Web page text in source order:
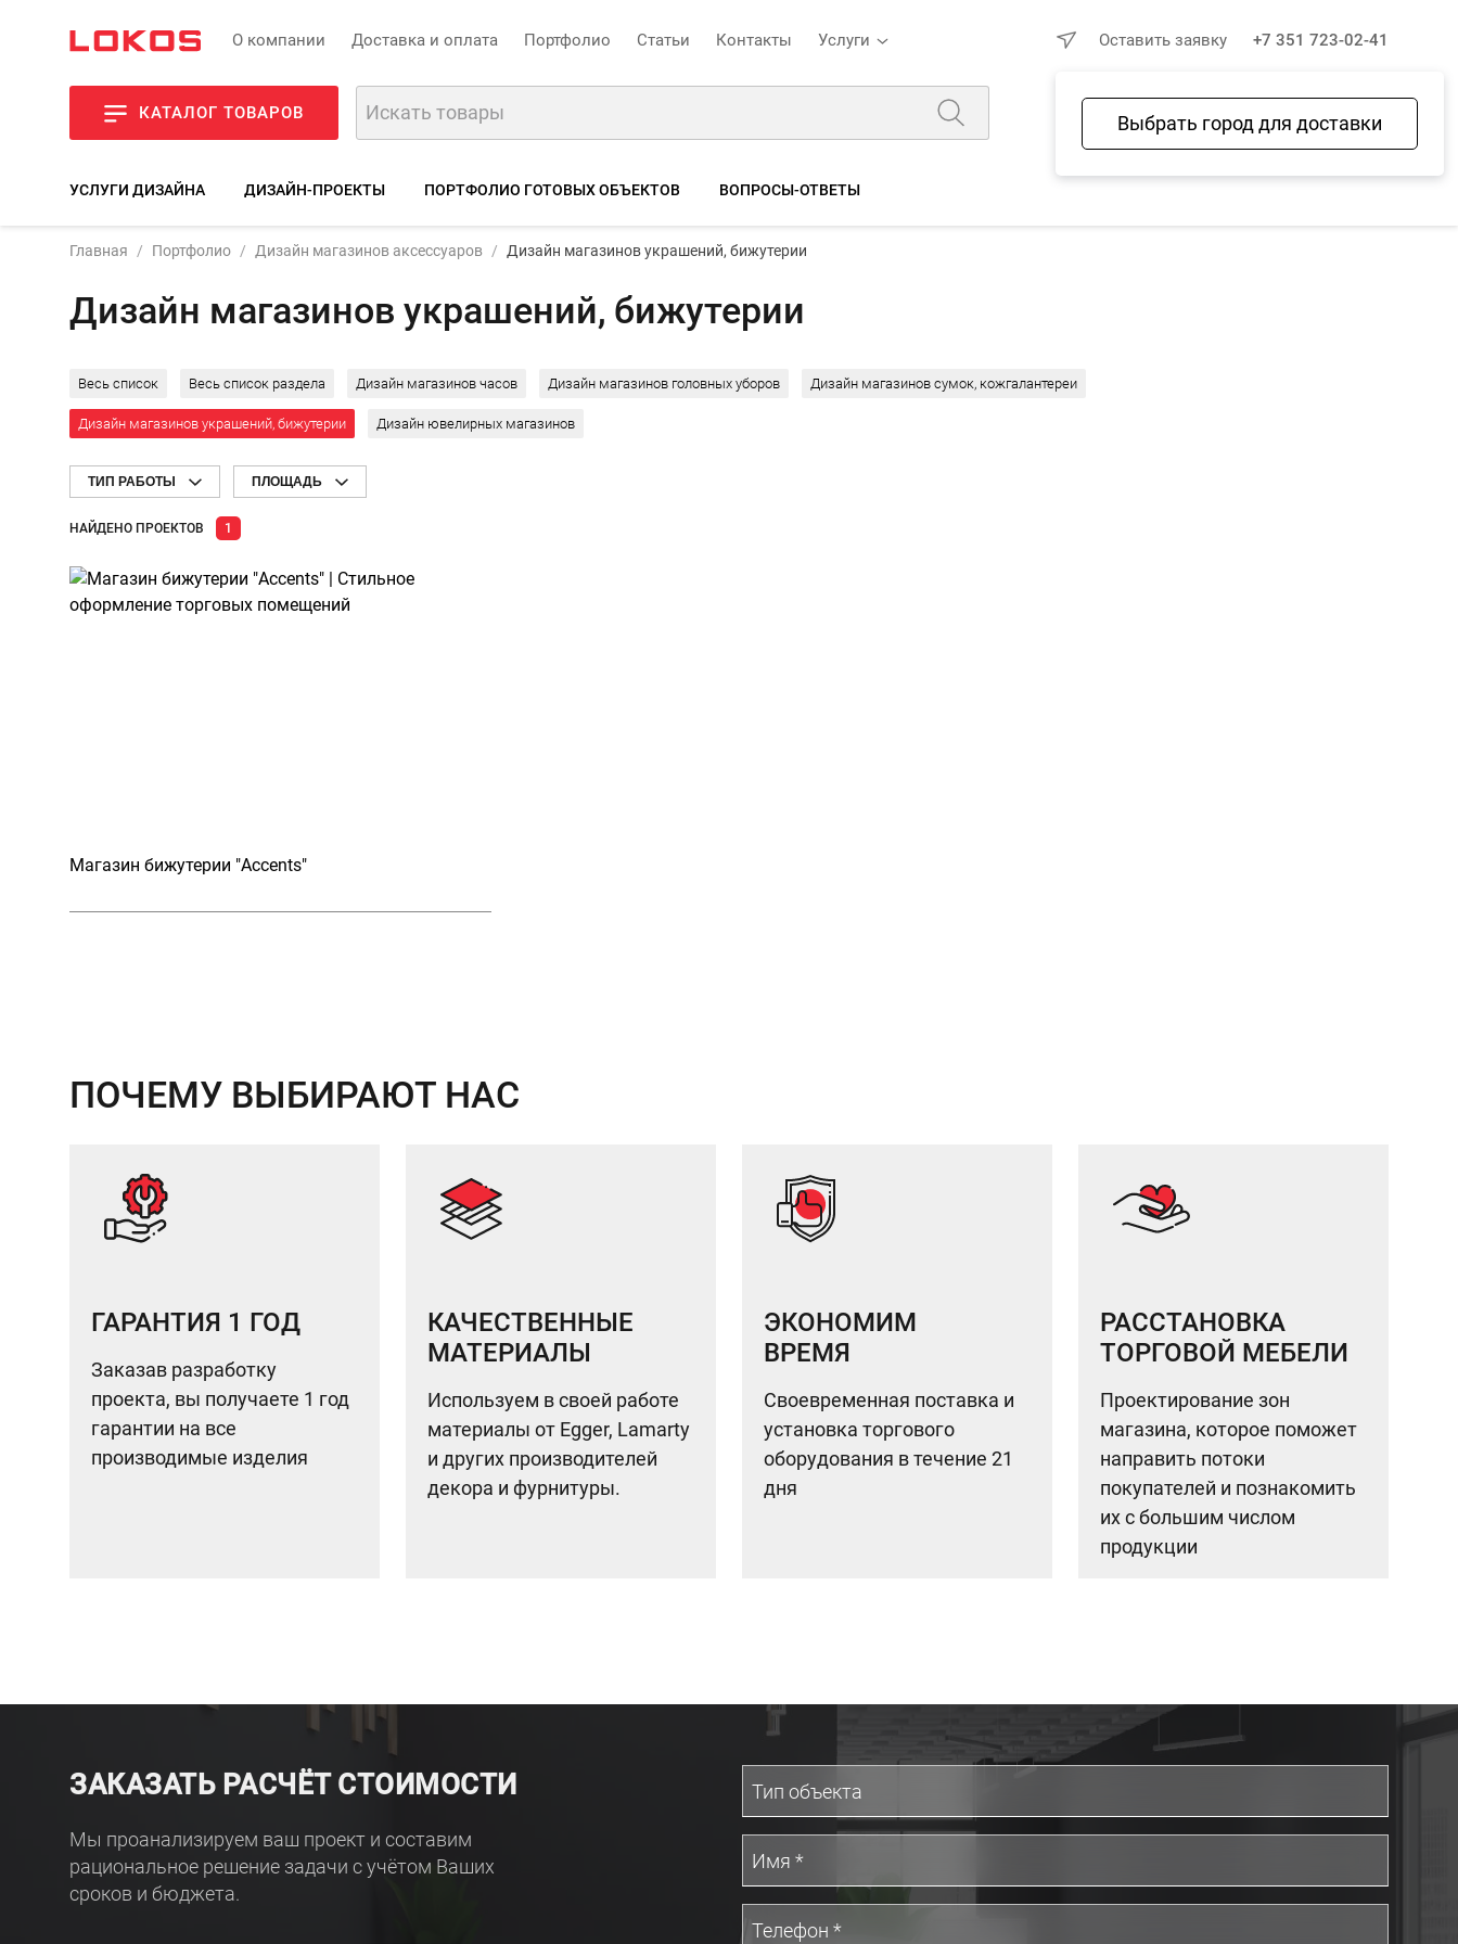
О компании Доставка и оплата Портфолио Статьи Контакты Услуги
Выбрать город для доставки
Оставить заявку +7 351 723-02-41
КАТАЛОГ ТОВАРОВ
Избранное Сравнение Корзина
УСЛУГИ ДИЗАЙНА ДИЗАЙН-ПРОЕКТЫ ПОРТФОЛИО ГОТОВЫХ ОБЪЕКТОВ ВОПРОСЫ-ОТВЕТЫ
Главная Портфолио Дизайн магазинов аксессуаров Дизайн магазинов украшений, бижутерии
Дизайн магазинов украшений, бижутерии
Весь список Весь список раздела Дизайн магазинов часов Дизайн магазинов головных уборов Дизайн магазинов сумок, кожгалантереи
Дизайн магазинов украшений, бижутерии Дизайн ювелирных магазинов
ТИП РАБОТЫ ПЛОЩАДЬ
НАЙДЕНО ПРОЕКТОВ 1
Магазин бижутерии "Accents"
ПОЧЕМУ ВЫБИРАЮТ НАС
ГАРАНТИЯ 1 ГОД
Заказав разработку
проекта, вы получаете 1 год
гарантии на все
производимые изделия
КАЧЕСТВЕННЫЕ
МАТЕРИАЛЫ
Используем в своей работе
материалы от Egger, Lamarty
и других производителей
декора и фурнитуры.
ЭКОНОМИМ
ВРЕМЯ
Своевременная поставка и
установка торгового
оборудования в течение 21
дня
РАССТАНОВКА
ТОРГОВОЙ МЕБЕЛИ
Проектирование зон
магазина, которое поможет
направить потоки
покупателей и познакомить
их с большим числом
продукции
ЗАКАЗАТЬ РАСЧЁТ СТОИМОСТИ
Мы проанализируем ваш проект и составим
рациональное решение задачи с учётом Ваших
сроков и бюджета.